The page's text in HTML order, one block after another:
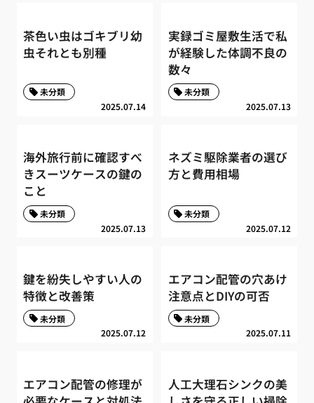
茶色い虫はゴキブリ幼
虫それとも別種
2025.07.14
未分類
実録ゴミ屋敷生活で私
が経験した体調不良の
数々
2025.07.13
未分類
海外旅行前に確認すべ
きスーツケースの鍵の
こと
2025.07.13
未分類
ネズミ駆除業者の選び
方と費用相場
2025.07.12
未分類
鍵を紛失しやすい人の
特徴と改善策
2025.07.12
未分類
エアコン配管の穴あけ
注意点とDIYの可否
2025.07.11
未分類
エアコン配管の修理が
人工大理石シンクの美